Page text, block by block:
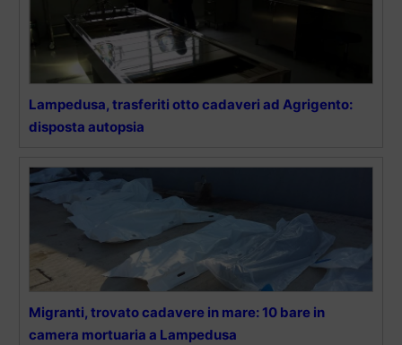
Lampedusa, trasferiti otto cadaveri ad Agrigento:
disposta autopsia
Migranti, trovato cadavere in mare: 10 bare in
camera mortuaria a Lampedusa